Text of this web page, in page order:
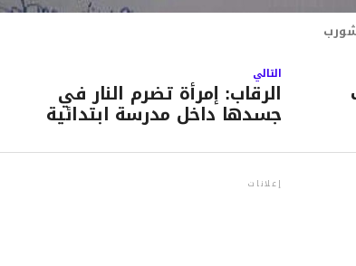
التالي
الرقاب: إمرأة تضرم النار في
جسدها داخل مدرسة ابتدائية
إعلانات